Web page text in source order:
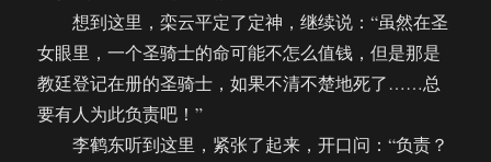
想到这里，栾云平定了定神，继续说：“虽然在圣
女眼里，一个圣骑士的命可能不怎么值钱，但是那是
教廷登记在册的圣骑士，如果不清不楚地死了……总
要有人为此负责吧！”
李鹤东听到这里，紧张了起来，开口问：“负责？